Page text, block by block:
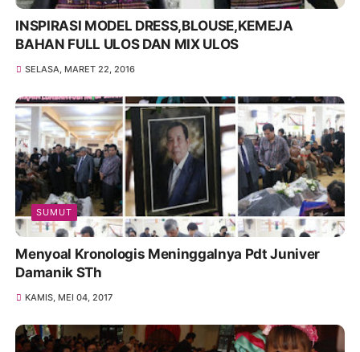
INSPIRASI MODEL DRESS,BLOUSE,KEMEJA
BAHAN FULL ULOS DAN MIX ULOS
SELASA, MARET 22, 2016
SUMUT
Menyoal Kronologis Meninggalnya Pdt Juniver
Damanik STh
KAMIS, MEI 04, 2017